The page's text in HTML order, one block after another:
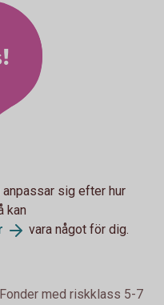
sig efter hur
kan
vara något för dig.
med riskklass 5-7